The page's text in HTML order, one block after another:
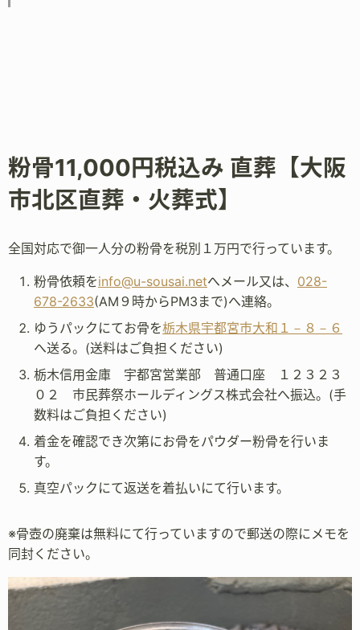
粉骨11,000円税込み 直葬【大阪
市北区直葬・火葬式】
全国対応で御一人分の粉骨を税別１万円で行っています。
粉骨依頼をinfo@u-sousai.netへメール又は、 028-
678-2633(AM９時からPM3まで)へ連絡。
ゆうパックにてお骨を栃木県宇都宮市大和１－８－６
へ送る。(送料はご負担ください)
栃木信用金庫 宇都宮営業部 普通口座 １２３２３
０２ 市民葬祭ホールディングス株式会社へ振込。(手
数料はご負担ください)
着金を確認でき次第にお骨をパウダー粉骨を行いま
す。
真空パックにて返送を着払いにて行います。
※骨壺の廃棄は無料にて行っていますので郵送の際にメモを
同封ください。